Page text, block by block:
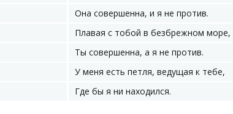
Она совершенна, и я не против.
Плавая с тобой в безбрежном море,
Ты совершенна, а я не против.
У меня есть петля, ведущая к тебе,
Где бы я ни находился.